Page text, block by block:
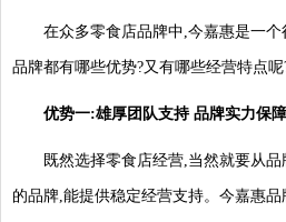
在众多零食店品牌中,今嘉惠是一
品牌都有哪些优势?又有哪些经营特点呢
优势一:雄厚团队支持 品牌实力保障
既然选择零食店经营,当然就要从
的品牌,能提供稳定经营支持。今嘉惠品